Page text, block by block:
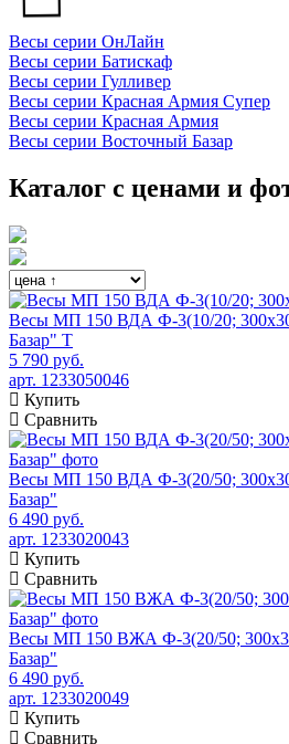
Весы серии ОнЛайн
Весы серии Батискаф
Весы серии Гулливер
Весы серии Красная Армия Супер
Весы серии Красная Армия
Весы серии Восточный Базар
Каталог с ценами и
Весы МП 150 ВДА Ф-3(10/20;
Базар" Т
5 790 руб.
арт. 1233050046
Купить
Сравнить
Весы МП 150 ВДА Ф-3(20/50;
Базар"
6 490 руб.
арт. 1233020043
Купить
Сравнить
Весы МП 150 ВЖА Ф-3(20/50;
Базар"
6 490 руб.
арт. 1233020049
Купить
Сравнить